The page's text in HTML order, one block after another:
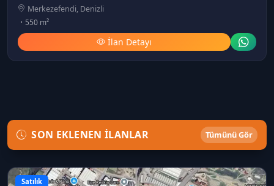
Merkezefendi, Denizli
550 m²
İlan Detayı
SON EKLENEN İLANLAR Tümünü Gör
Satılık